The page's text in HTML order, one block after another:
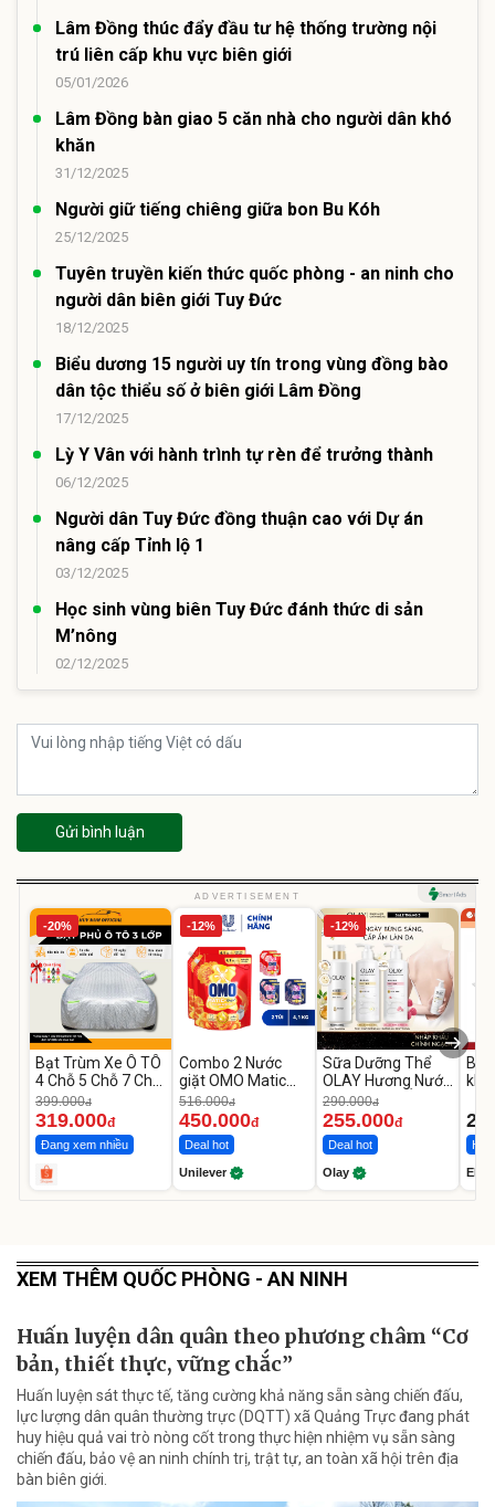
Lâm Đồng thúc đẩy đầu tư hệ thống trường nội
trú liên cấp khu vực biên giới
05/01/2026
Lâm Đồng bàn giao 5 căn nhà cho người dân khó
khăn
31/12/2025
Người giữ tiếng chiêng giữa bon Bu Kóh
25/12/2025
Tuyên truyền kiến thức quốc phòng - an ninh cho
người dân biên giới Tuy Đức
18/12/2025
Biểu dương 15 người uy tín trong vùng đồng bào
dân tộc thiểu số ở biên giới Lâm Đồng
17/12/2025
Lỳ Y Vân với hành trình tự rèn để trưởng thành
06/12/2025
Người dân Tuy Đức đồng thuận cao với Dự án
nâng cấp Tỉnh lộ 1
03/12/2025
Học sinh vùng biên Tuy Đức đánh thức di sản
M’nông
02/12/2025
Gửi bình luận
ADVERTISEMENT
-20%
Bạt Trùm Xe Ô TÔ
4 Chỗ 5 Chỗ 7 Chỗ,
Bán Tải
399.000đ
319.000đ
Đang xem nhiều
-12%
Combo 2 Nước
giặt OMO Matic
Hương Nước Hoa
Comfort 4.1KG
516.000đ
450.000đ
Deal hot
Unilever
-12%
Sữa Dưỡng Thể
OLAY Hương Nước
Hoa Dưỡng Ẩm
Chuyên Sâu
290.000đ
255.000đ
Deal hot
Olay
Bộ
Hot
XEM THÊM QUỐC PHÒNG - AN NINH
Huấn luyện dân quân theo phương châm “Cơ
bản, thiết thực, vững chắc”
Huấn luyện sát thực tế, tăng cường khả năng sẵn sàng chiến đấu,
lực lượng dân quân thường trực (DQTT) xã Quảng Trực đang phát
huy hiệu quả vai trò nòng cốt trong thực hiện nhiệm vụ sẵn sàng
chiến đấu, bảo vệ an ninh chính trị, trật tự, an toàn xã hội trên địa
bàn biên giới.